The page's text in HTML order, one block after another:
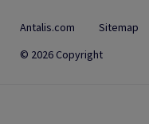
Antalis.com
Sitemap
© 2026 Copyright